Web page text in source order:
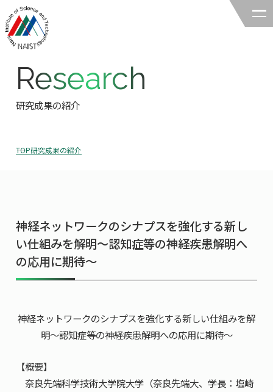
奈良先端科学技術大学院大学
領域の概要・特色
領域賞の紹介
研究室一覧
教員一覧
共用機器・設備紹介
NAIST Edge BIO
教育TOP
研究室への配属
5年一貫コースの
国際化教育プログラム
サマーキャンプ
キャリア
キャリアTOP
卒業生の声
受験
イベント
アクセス
お問い
領域棟
Research
研究成果の紹介
TOP研究成果の紹介
神経ネットワークのシナプスを強化する新し
い仕組みを解明～認知症等の神経疾患解明へ
の応用に期待～
神経ネットワークのシナプスを強化する新しい仕組みを解
明～認知症等の神経疾患解明への応用に期待～
【概要】
奈良先端科学技術大学院大学（奈良先端大、学長：塩崎